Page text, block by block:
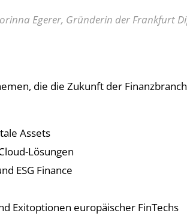
Egerer, Gründerin der Frankfurt
die die Zukunft der
Assets
Lösungen
ESG Finance
Exitoptionen europäischer FinTechs